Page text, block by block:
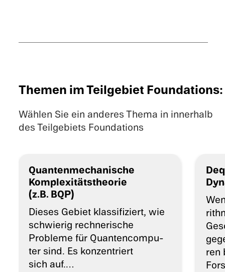
Themen im Teilgebiet Founda­ti­ons:
Wählen Sie ein anderes Thema in innerhalb
des Teilgebiets Founda­ti­ons
Quanten­me­cha­ni­sche
Komple­xi­täts­theo­rie
(z.B. BQP)
Dieses Gebiet klassi­fi­ziert, wie
schwie­rig rechne­ri­sche
Probleme für Quanten­com­pu­
ter sind. Es konzen­triert
sich auf.…
ren